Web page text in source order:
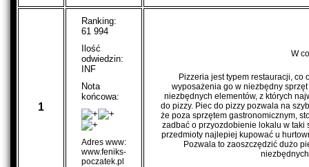
1
Ranking:
61 994
Ilość
odwiedzin:
INF
Nota
końcowa:
Adres www:
www.feniks-
poczatek.pl
W
Pizzeria jest typem restauracji,
wyposażenia go w niezbędny
niezbędnych elementów, z których
do pizzy. Piec do pizzy pozwala na
że poza sprzętem gastronomicznym,
zadbać o przyozdobienie lokalu w taki
przedmioty najlepiej kupować u
Pozwala to zaoszczędzić dużo